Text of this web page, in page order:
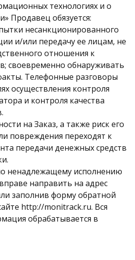
технологиях и о
Продавец обязуется:
несанкционированного
и/или передачу ее лицам, не
отношения к
своевременно обнаруживать
Телефонные разговоры
осуществления контроля
и контроля качества
на Заказ, а также риск его
повреждения переходят к
передачи денежных средств
ненадлежащему исполнению
направить на адрес
заполнив форму обратной
http://monitrack.ru. Вся
обрабатывается в